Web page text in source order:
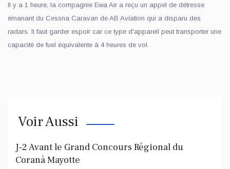
Il y a 1 heure, la compagnie Ewa Air a reçu un appel de détresse
émanant du Cessna Caravan de AB Aviation qui a disparu des
radars. Il faut garder espoir car ce type d'appareil peut transporter une
capacité de fuel équivalente à 4 heures de vol.
Voir Aussi
J-2 Avant le Grand Concours Régional du
Coranà Mayotte